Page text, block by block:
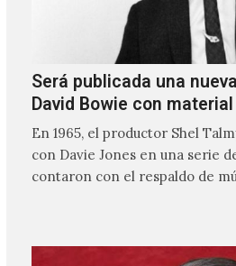
Será publicada una
David Bowie con
En 1965, el productor Shel
con Davie Jones en una serie
contaron con el respaldo de